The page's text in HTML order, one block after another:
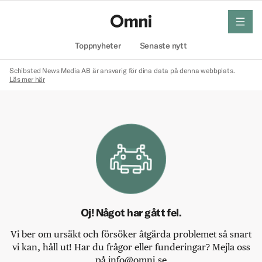
Toppnyheter Senaste nytt
meny
Schibsted News Media AB är ansvarig för dina data på denna webbplats.
Läs mer här
Oj! Något har gått fel.
Vi ber om ursäkt och försöker åtgärda problemet så snart
vi kan, håll ut! Har du frågor eller funderingar? Mejla oss